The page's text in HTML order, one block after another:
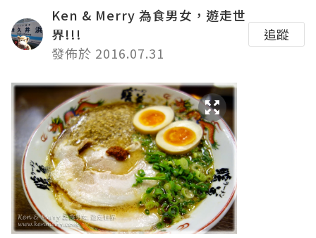
Ken & Merry 為食男女，遊走世
界!!!
發佈於 2016.07.31
追蹤